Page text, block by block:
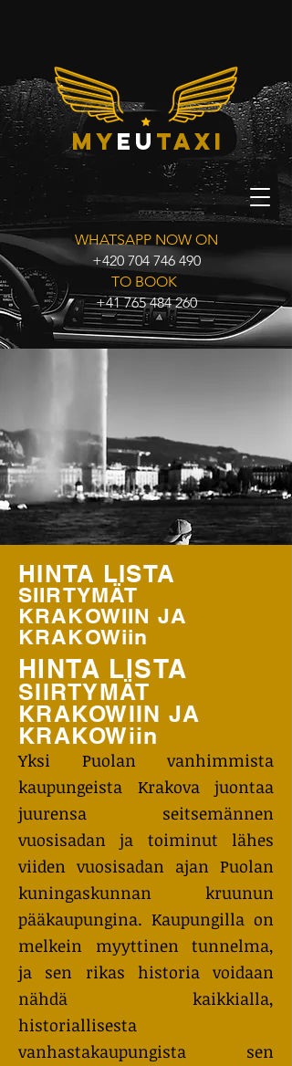
myeu taxi
WHATSAPP NOW ON
+420 704 746 490
TO BOOK
+41 765 484 260
HINTA LISTA
SIIRTYMÄT
KRAKOWIIN JA
KRAKOWiin
HINTA LISTA
SIIRTYMÄT
KRAKOWIIN JA
KRAKOWiin
Yksi Puolan vanhimmista
kaupungeista Krakova juontaa
juurensa seitsemännen
vuosisadan ja toiminut lähes
viiden vuosisadan ajan Puolan
kuningaskunnan kruunun
pääkaupungina. Kaupungilla on
melkein myyttinen tunnelma,
ja sen rikas historia voidaan
nähdä kaikkialla,
historiallisesta
vanhastakaupungista sen